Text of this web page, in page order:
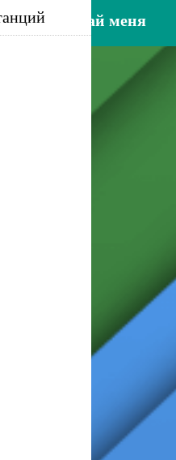
- не забывай меня